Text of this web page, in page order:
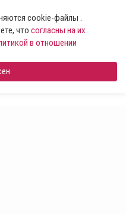
cookie-файлы .
что согласны на их
в отношении